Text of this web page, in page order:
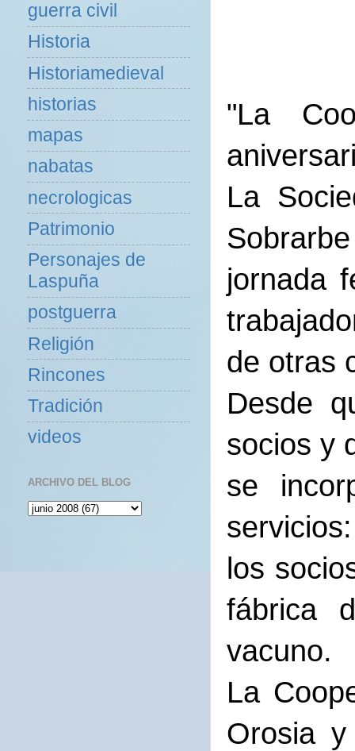
"La
La
jornada
de otras
Desde
socios y
se
los
fábrica
vacuno.
La
Orosia
guerra civil
Historia
Historiamedieval
historias
mapas
nabatas
necrologicas
Patrimonio
Personajes de
Laspuña
postguerra
Religión
Rincones
Tradición
videos
ARCHIVO DEL BLOG